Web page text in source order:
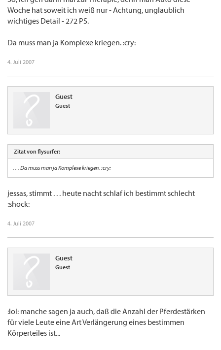
Woche hat soweit ich weiß nur - Achtung, unglaublich
wichtiges Detail - 272 PS.
Da muss man ja Komplexe kriegen. :cry:
4. Juli 2007
Guest
Guest
Zitat von flysurfer:
. . . Da muss man ja Komplexe kriegen. :cry:
jessas, stimmt . . . heute nacht schlaf ich bestimmt schlecht
:shock:
4. Juli 2007
Guest
Guest
:lol: manche sagen ja auch, daß die Anzahl der Pferdestärken
für viele Leute eine Art Verlängerung eines bestimmen
Körperteiles ist...